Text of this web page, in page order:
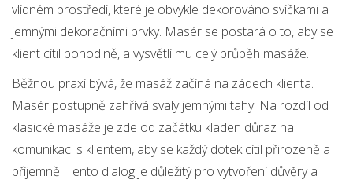
vlídném prostředí, které je obvykle dekorováno svíčkami a
jemnými dekoračními prvky. Masér se postará o to, aby se
klient cítil pohodlně, a vysvětlí mu celý průběh masáže.
Běžnou praxí bývá, že masáž začíná na zádech klienta.
Masér postupně zahřívá svaly jemnými tahy. Na rozdíl od
klasické masáže je zde od začátku kladen důraz na
komunikaci s klientem, aby se každý dotek cítil přirozeně a
příjemně. Tento dialog je důležitý pro vytvoření důvěry a